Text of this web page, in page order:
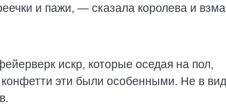
и пажи, — сказала королева и
искр, которые оседая на пол,
эти были особенными. Не в